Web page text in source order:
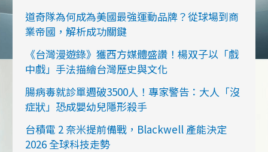
道奇隊為何成為美國最強運動品牌？從球場到商
業帝國，解析成功關鍵
《台灣漫遊錄》獲西方媒體盛讚！楊双子以「戲
中戲」手法描繪台灣歷史與文化
腸病毒就診單週破3500人！專家警告：大人「沒
症狀」恐成嬰幼兒隱形殺手
台積電 2 奈米提前備戰，Blackwell 產能決定
2026 全球科技走勢